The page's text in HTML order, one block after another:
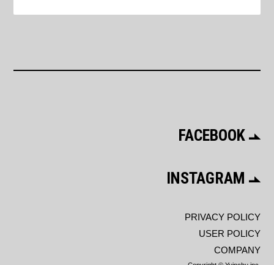
FACEBOOK
INSTAGRAM
PRIVACY POLICY
USER POLICY
COMPANY